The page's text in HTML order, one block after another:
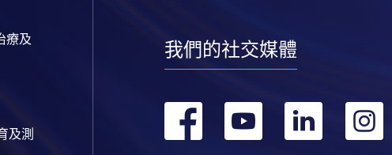
療及
及測
我們的社交媒體
轉 轉 轉